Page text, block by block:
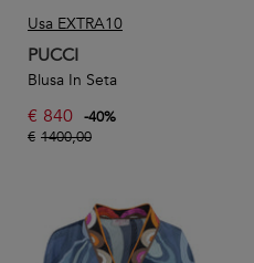
Usa EXTRA10
PUCCI
Blusa In Seta
€ 840 -40%
€ 1400,00